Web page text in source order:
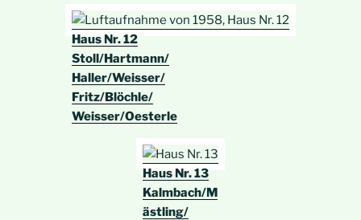
Haus Nr. 12
Stoll/Hartmann/
Haller/Weisser/
Fritz/Blöchle/
Weisser/Oesterle
Haus Nr. 13
Kalmbach/M
ästling/